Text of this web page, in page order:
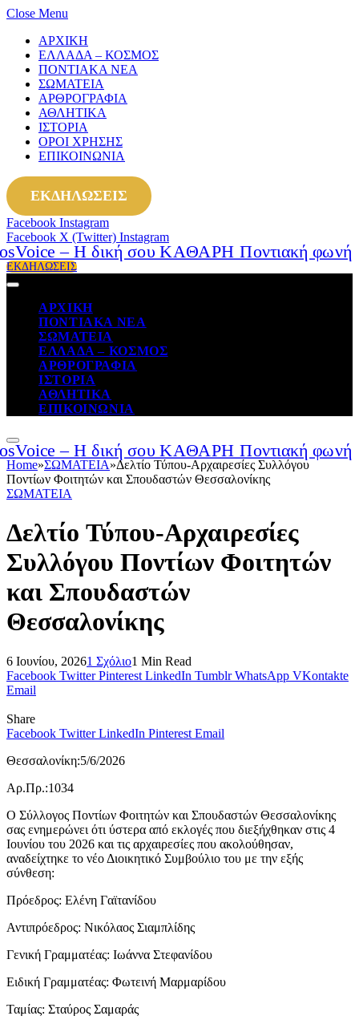
Close Menu
ΑΡΧΙΚΗ
ΕΛΛΑΔΑ – ΚΟΣΜΟΣ
ΠΟΝΤΙΑΚΑ ΝΕΑ
ΣΩΜΑΤΕΙΑ
ΑΡΘΡΟΓΡΑΦΙΑ
ΑΘΛΗΤΙΚΑ
ΙΣΤΟΡΙΑ
ΟΡΟΙ ΧΡΗΣΗΣ
ΕΠΙΚΟΙΝΩΝΙΑ
ΕΚΔΗΛΩΣΕΙΣ
Facebook Instagram
Facebook X (Twitter) Instagram
ΕΚΔΗΛΩΣΕΙΣ
ΑΡΧΙΚΗ
ΠΟΝΤΙΑΚΑ ΝΕΑ
ΣΩΜΑΤΕΙΑ
ΕΛΛΑΔΑ – ΚΟΣΜΟΣ
ΑΡΘΡΟΓΡΑΦΙΑ
ΙΣΤΟΡΙΑ
ΑΘΛΗΤΙΚΑ
ΕΠΙΚΟΙΝΩΝΙΑ
Home»ΣΩΜΑΤΕΙΑ»Δελτίο Τύπου-Αρχαιρεσίες Συλλόγου
Ποντίων Φοιτητών και Σπουδαστών Θεσσαλονίκης
ΣΩΜΑΤΕΙΑ
Δελτίο Τύπου-Αρχαιρεσίες
Συλλόγου Ποντίων Φοιτητών
και Σπουδαστών
Θεσσαλονίκης
6 Ιουνίου, 20261 Σχόλιο1 Min Read
Facebook Twitter Pinterest LinkedIn Tumblr WhatsApp VKontakte
Email
Share
Facebook Twitter LinkedIn Pinterest Email
Θεσσαλονίκη:5/6/2026
Αρ.Πρ.:1034
Ο Σύλλογος Ποντίων Φοιτητών και Σπουδαστών Θεσσαλονίκης
σας ενημερώνει ότι ύστερα από εκλογές που διεξήχθηκαν στις 4
Ιουνίου του 2026 και τις αρχαιρεσίες που ακολούθησαν,
αναδείχτηκε το νέο Διοικητικό Συμβούλιο του με την εξής
σύνθεση:
Πρόεδρος: Ελένη Γαϊτανίδου
Αντιπρόεδρος: Νικόλαος Σιαμπλίδης
Γενική Γραμματέας: Ιωάννα Στεφανίδου
Ειδική Γραμματέας: Φωτεινή Μαρμαρίδου
Ταμίας: Σταύρος Σαμαράς